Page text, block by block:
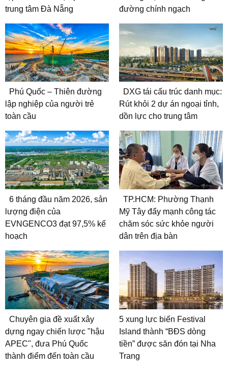
trung tâm Đà Nẵng
đường chính ngạch
Phú Quốc – Thiên đường
lập nghiệp của người trẻ
toàn cầu
DXG tái cấu trúc danh mục:
Rút khỏi 2 dự án ngoại tỉnh,
dồn lực cho trung tâm
6 tháng đầu năm 2026, sản
lượng điện của
EVNGENCO3 đạt 97,5% kế
hoạch
TP.HCM: Phường Thạnh
Mỹ Tây đẩy mạnh công tác
chăm sóc sức khỏe người
dân trên địa bàn
Chuyên gia đề xuất xây
dựng ngay chiến lược "hậu
APEC", đưa Phú Quốc
thành điểm đến toàn cầu
5 xung lực biến Festival
Island thành “BĐS dòng
tiền” được săn đón tại Nha
Trang